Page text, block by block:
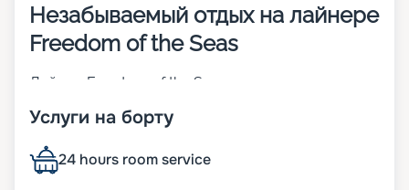
Незабываемый отдых на лайнере
Freedom of the Seas
Лайнер Freedom of the Seas – легендарное
Caribbean International. Оно было построено в
модернизация. Его суда-близнецы –
Independence of the Seas и Liberty of the Seas.
Услуги на борту
24 hours room service